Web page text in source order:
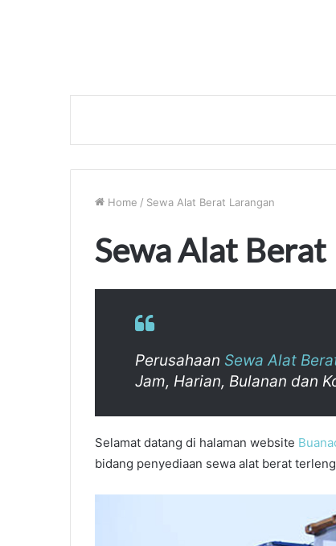
Home / Sewa Alat Berat Larangan
Sewa Alat Berat
Perusahaan Sewa Alat
Jam, Harian, Bulanan dan
Selamat datang di halaman website
bidang penyediaan sewa alat berat